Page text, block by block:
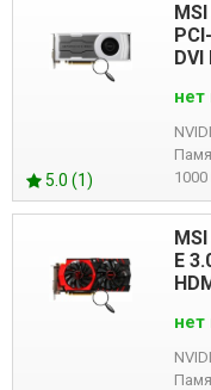
DVI
5.0 (1)
E